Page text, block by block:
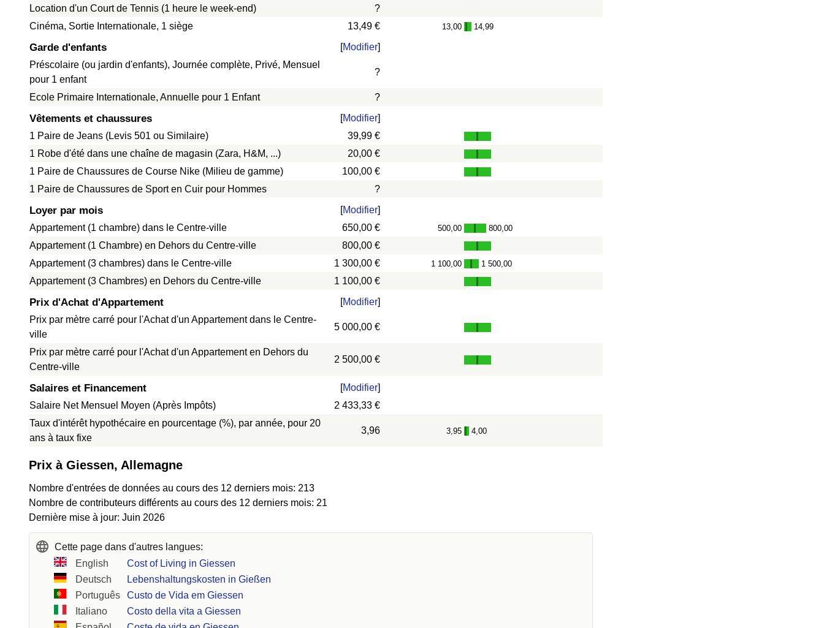
Location d'un Court de Tennis (1 heure le week-end)
?
Cinéma, Sortie Internationale, 1 siège
13,49 € 13,00 - 14,99
Garde d'enfants [Modifier]
Préscolaire (ou jardin d'enfants), Journée complète, Privé, Mensuel
pour 1 enfant
?
Ecole Primaire Internationale, Annuelle pour 1 Enfant ?
Vêtements et chaussures [Modifier]
1 Paire de Jeans (Levis 501 ou Similaire)
39,99 €
1 Robe d'été dans une chaîne de magasin (Zara, H&M, ...)
20,00 €
1 Paire de Chaussures de Course Nike (Milieu de gamme)
100,00 €
1 Paire de Chaussures de Sport en Cuir pour Hommes
?
Loyer par mois [Modifier]
Appartement (1 chambre) dans le Centre-ville
650,00 € 500,00 - 800,00
Appartement (1 Chambre) en Dehors du Centre-ville
800,00 €
Appartement (3 chambres) dans le Centre-ville
1 300,00 € 1 100,00 - 1 500,00
Appartement (3 Chambres) en Dehors du Centre-ville 1 100,00 €
Prix d'Achat d'Appartement [Modifier]
Prix par mètre carré pour l'Achat d'un Appartement dans le Centre-
ville
5 000,00 €
Prix par mètre carré pour l'Achat d'un Appartement en Dehors du
Centre-ville
2 500,00 €
Salaires et Financement [Modifier]
Salaire Net Mensuel Moyen (Après Impôts)
2 433,33 €
Taux d'intérêt hypothécaire en pourcentage (%), par année, pour 20
ans à taux fixe
3,96 3,95 - 4,00
Prix à Giessen, Allemagne
Nombre d'entrées de données au cours des 12 derniers mois: 213
Nombre de contributeurs différents au cours des 12 derniers mois: 21
Dernière mise à jour: Juin 2026
Cette page dans d'autres langues:
English
Cost of Living in Giessen
Deutsch
Lebenshaltungskosten in Gießen
Português
Custo de Vida em Giessen
Italiano
Costo della vita a Giessen